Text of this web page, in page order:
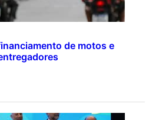
de motos e